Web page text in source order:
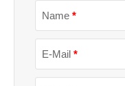
Name *
E-Mail *